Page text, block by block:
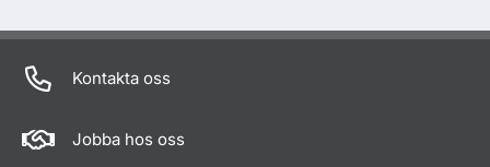
Kontakta oss
Jobba hos oss